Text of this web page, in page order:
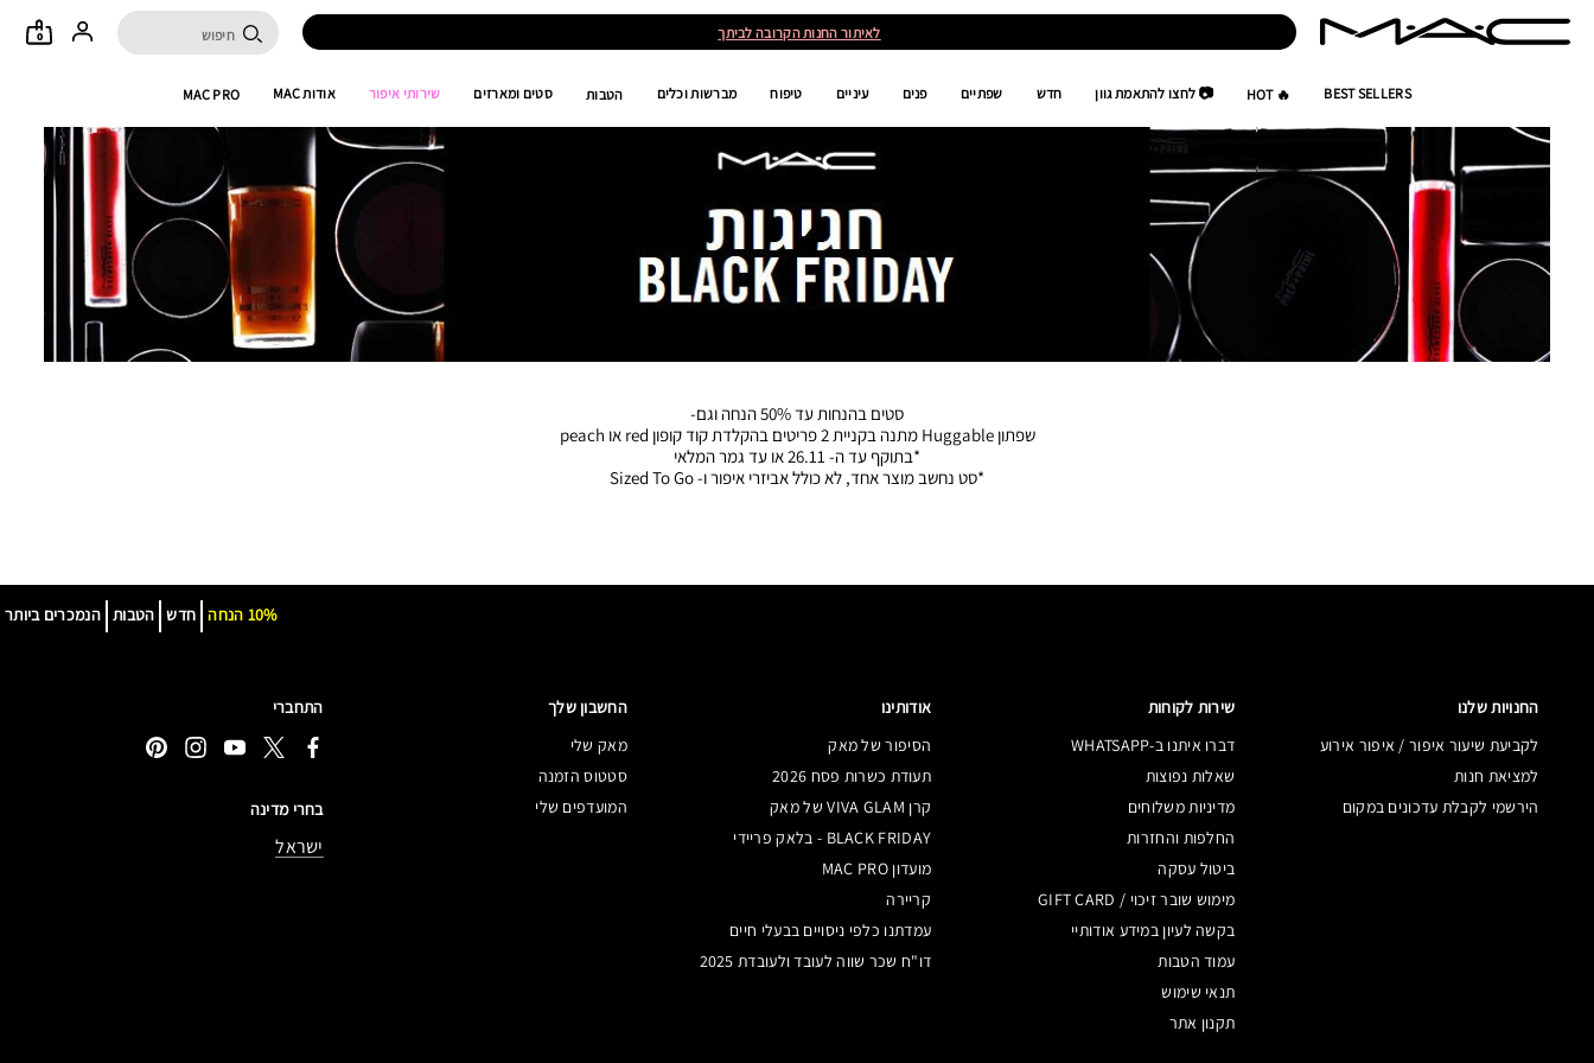
לאיתור החנות הקרובה לביתך 0
BEST SELLERS
🔥 HOT 📷 לחצו להתאמת גוון חדש שפתיים פנים עיניים טיפוח מברשות וכלים הטבות סטים ומארזים שירותי איפור אודות MAC MAC PRO
סטים בהנחות עד 50% הנחה וגם-
שפתון Huggable מתנה בקניית 2 פריטים בהקלדת קוד קופון red או peach
*בתוקף עד ה- 26.11 או עד גמר המלאי
*סט נחשב מוצר אחד, לא כולל אביזרי איפור ו- Sized To Go
הנמכרים ביותר הטבות חדש 10% הנחה
החנויות שלנו
לקביעת שיעור איפור / איפור אירוע
למציאת חנות
הירשמי לקבלת עדכונים במקום
שירות לקוחות
דברו איתנו ב-WHATSAPP
שאלות נפוצות
מדיניות משלוחים
החלפות והחזרות
ביטול עסקה
מימוש שובר זיכוי / GIFT CARD
בקשה לעיון במידע אודותיי
עמוד הטבות
תנאי שימוש
תקנון אתר
אודותינו
הסיפור של מאק
תעודת כשרות פסח 2026
קרן VIVA GLAM של מאק
BLACK FRIDAY - בלאק פריידי
מועדון MAC PRO
קריירה
עמדתנו כלפי ניסויים בבעלי חיים
דו"ח שכר שווה לעובד ולעובדת 2025
החשבון שלך
מאק שלי
סטטוס הזמנה
המועדפים שלי
התחברי
בחרי מדינה
ישראל